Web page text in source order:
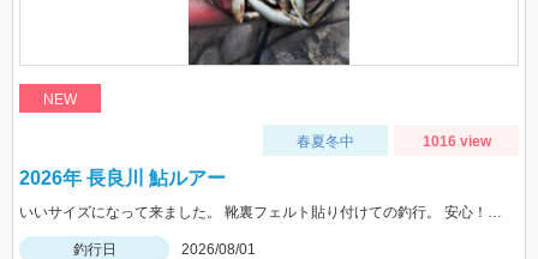
NEW
春夏冬中 1016 view
2026年 長良川 鮎ルアー
いいサイズになって来ました。 靴裏フェルト貼り付けての釣行。 安心！店長〜アドバイスありがとうございました！
釣行日
2026/08/01